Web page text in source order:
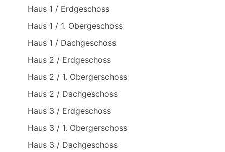
Haus 1 / Erdgeschoss
Haus 1 / 1. Obergeschoss
Haus 1 / Dachgeschoss
Haus 2 / Erdgeschoss
Haus 2 / 1. Obergerschoss
Haus 2 / Dachgeschoss
Haus 3 / Erdgeschoss
Haus 3 / 1. Obergerschoss
Haus 3 / Dachgeschoss